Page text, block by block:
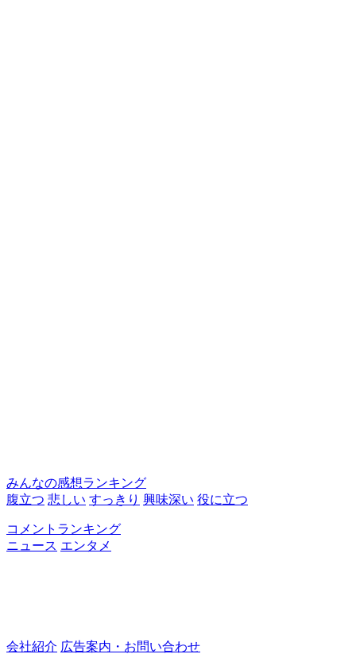
みんなの感想ランキング
腹立つ 悲しい すっきり 興味深い 役に立つ
コメントランキング
ニュース エンタメ
会社紹介 広告案内・お問い合わせ